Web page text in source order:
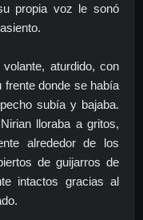
propia voz le sonó
aturdido, con
frente donde se había
subía y bajaba.
lloraba a gritos,
alrededor de los
de guijarros de
intactos gracias al